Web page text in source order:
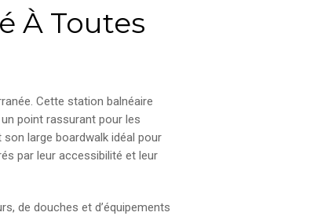
À Toutes
Cette station balnéaire
point rassurant pour les
large boardwalk idéal pour
par leur accessibilité et leur
de douches et d’équipements